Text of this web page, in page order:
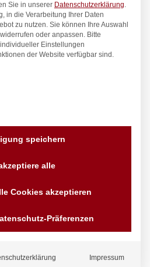
Sie in unserer Datenschutzerklärung.
in die Verarbeitung Ihrer Daten
zu nutzen. Sie können Ihre Auswahl
widerrufen oder anpassen. Bitte
Einstellungen
der Website verfügbar sind.
Gruppen, für die eine
speichern
alle
Cookies akzeptieren
Präferenzen
Impressum